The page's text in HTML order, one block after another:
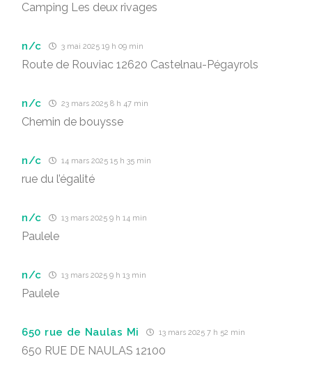
Camping Les deux rivages
n/c 3 mai 2025 19 h 09 min
Route de Rouviac 12620 Castelnau-Pégayrols
n/c 23 mars 2025 8 h 47 min
Chemin de bouysse
n/c 14 mars 2025 15 h 35 min
rue du l’égalité
n/c 13 mars 2025 9 h 14 min
Paulele
n/c 13 mars 2025 9 h 13 min
Paulele
650 rue de Naulas Mi 13 mars 2025 7 h 52 min
650 RUE DE NAULAS 12100